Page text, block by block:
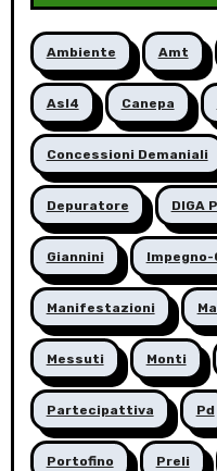
Ambiente Amt
Asl4 Canepa
Concessioni Demaniali
Depuratore DIGA
Giannini Impegno-
Manifestazioni
Messuti Monti
Partecipattiva Pd
Portofino Preli